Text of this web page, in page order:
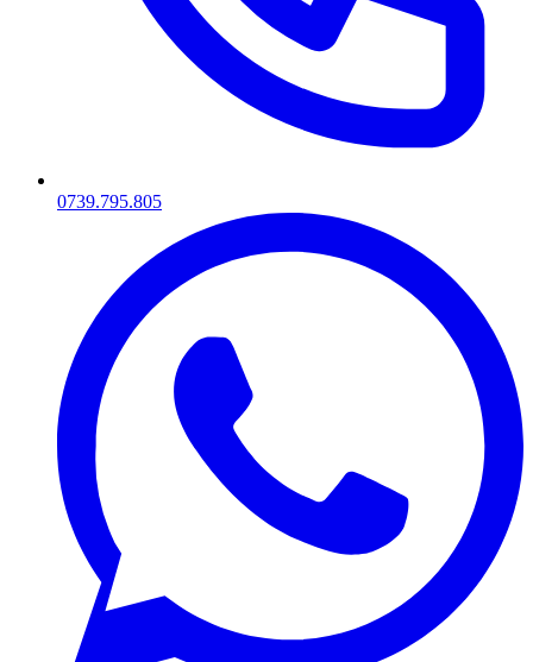
0739.795.805